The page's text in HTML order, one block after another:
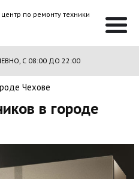
по ремонту техники
С 08:00 ДО 22:00
Чехове
в городе